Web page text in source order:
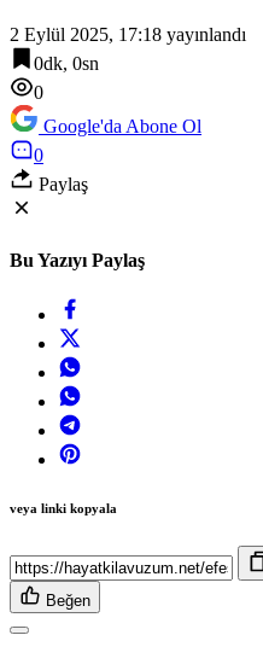
2 Eylül 2025, 17:18 yayınlandı
0dk, 0sn
0
Google'da Abone Ol
0
Paylaş
Bu Yazıyı Paylaş
veya linki kopyala
Beğen